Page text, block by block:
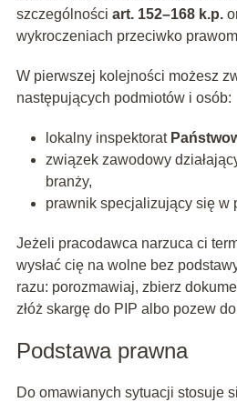
szczególności art. 152–168 k.p.
wykroczeniach przeciwko
W pierwszej kolejności możesz
następujących podmiotów i osób:
lokalny inspektorat
związek zawodowy
branży,
prawnik specjalizujący się w
Jeżeli pracodawca narzuca ci
wysłać cię na wolne bez
razu: porozmawiaj, zbierz
złóż skargę do PIP albo pozew
Podstawa prawna
Do omawianych sytuacji stosuje